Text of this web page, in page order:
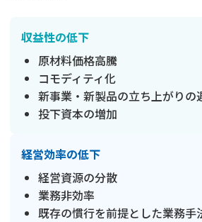
収益性の低下
原材料価格高騰
コモディティ化
新事業・新製品の立ち上がりの
投下資本の増加
経営効率の低下
経営資源の分散
業務非効率
既存の慣行を前提とした業務手